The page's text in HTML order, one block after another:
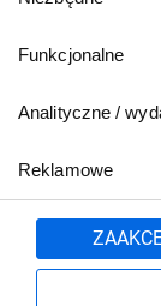
zgody
Funkcjonalne
Analityczne /
Reklamowe